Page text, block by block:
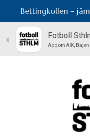
Bettingkollen –
x Fotboll
App om AIK,